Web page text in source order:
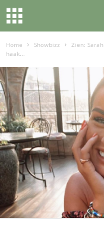
Home Showbizz
Zien:
haak...